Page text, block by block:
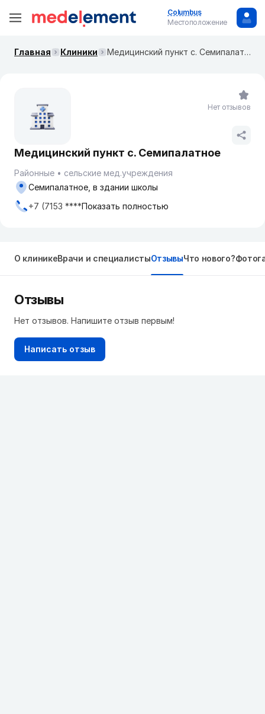
Columbus
Местоположение
Главная Клиники Медицинский пункт с. Семипалатное
Медицинский пункт с. Семипалатное
Районные
сельские мед.учреждения
Семипалатное, в здании школы
+7 (7153 ****Показать полностью
Нет отзывов
О клиникеВрачи и специалистыОтзывыЧто нового?
Отзывы
Нет отзывов. Напишите отзыв первым!
Написать отзыв